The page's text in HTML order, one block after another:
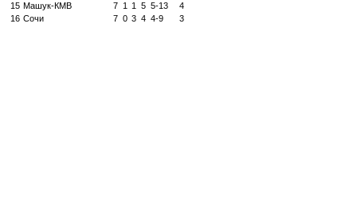
15 Машук-КМВ 7 1 1 5 5-13
4
16 Сочи 7 0 3 4 4-9 3